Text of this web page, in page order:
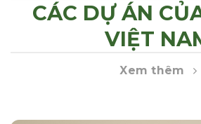
CÁC DỰ ÁN
VIỆT
Xem thêm